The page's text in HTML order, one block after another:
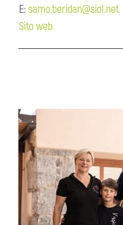
E:samo.beridan@siol.net
Sito web